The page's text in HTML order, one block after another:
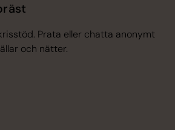
Prata eller chatta anonymt
och nätter.